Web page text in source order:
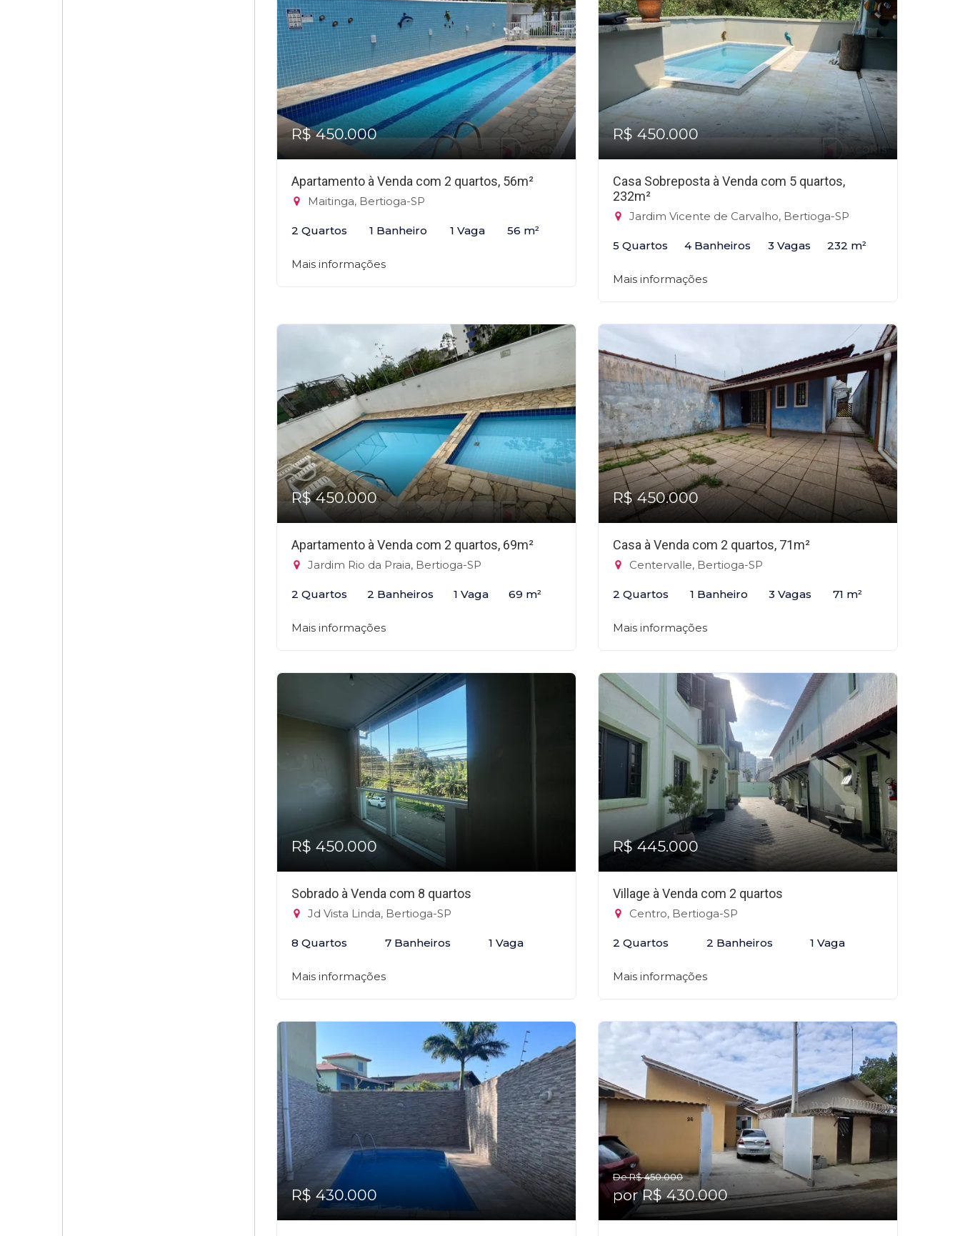
R$ 450.000
Apartamento à Venda com 2 quartos, 56m²
Maitinga, Bertioga-SP
2 Quartos 1 Banheiro 1 Vaga 56 m²
Mais informações
R$ 450.000
Casa Sobreposta à Venda com 5 quartos,
232m²
Jardim Vicente de Carvalho, Bertioga-SP
5 Quartos 4 Banheiros 3 Vagas 232 m²
Mais informações
R$ 450.000
Apartamento à Venda com 2 quartos, 69m²
Jardim Rio da Praia, Bertioga-SP
2 Quartos 2 Banheiros 1 Vaga 69 m²
Mais informações
R$ 450.000
Casa à Venda com 2 quartos, 71m²
Centervalle, Bertioga-SP
2 Quartos 1 Banheiro 3 Vagas 71 m²
Mais informações
R$ 450.000
Sobrado à Venda com 8 quartos
Jd Vista Linda, Bertioga-SP
8 Quartos 7 Banheiros 1 Vaga
Mais informações
R$ 445.000
Village à Venda com 2 quartos
Centro, Bertioga-SP
2 Quartos 2 Banheiros 1 Vaga
Mais informações
R$ 430.000
De R$ 450.000
por R$ 430.000